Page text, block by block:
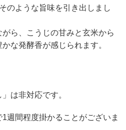
のような旨味を引き出しまし
ら、こうじの甘みと玄米から
な発酵香が感じられます。
は非対応です。
週間程度掛かることがございま